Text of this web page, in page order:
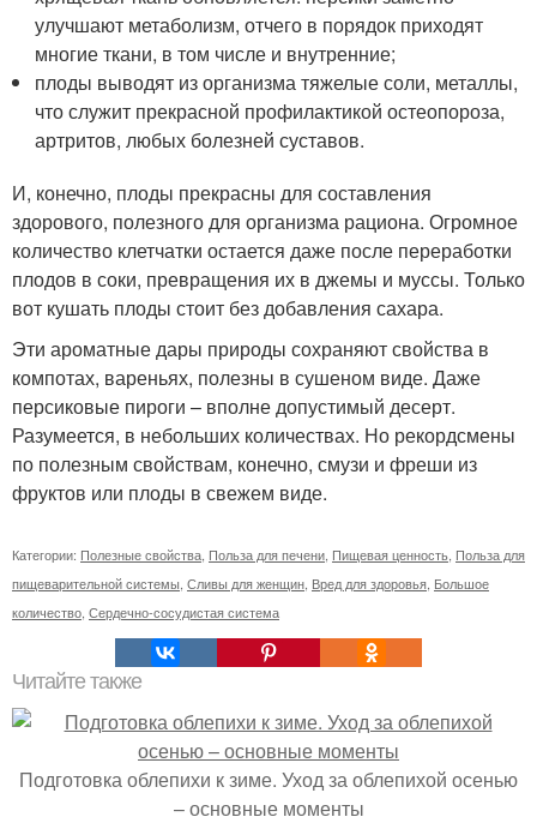
улучшают метаболизм, отчего в порядок приходят
многие ткани, в том числе и внутренние;
плоды выводят из организма тяжелые соли, металлы,
что служит прекрасной профилактикой остеопороза,
артритов, любых болезней суставов.
И, конечно, плоды прекрасны для составления
здорового, полезного для организма рациона. Огромное
количество клетчатки остается даже после переработки
плодов в соки, превращения их в джемы и муссы. Только
вот кушать плоды стоит без добавления сахара.
Эти ароматные дары природы сохраняют свойства в
компотах, вареньях, полезны в сушеном виде. Даже
персиковые пироги – вполне допустимый десерт.
Разумеется, в небольших количествах. Но рекордсмены
по полезным свойствам, конечно, смузи и фреши из
фруктов или плоды в свежем виде.
Категории: Полезные свойства Польза для печени Пищевая ценность Польза для
пищеварительной системы Сливы для женщин Вред для здоровья Большое
количество Сердечно-сосудистая система
Читайте также
Подготовка облепихи к зиме. Уход за облепихой осенью
– основные моменты